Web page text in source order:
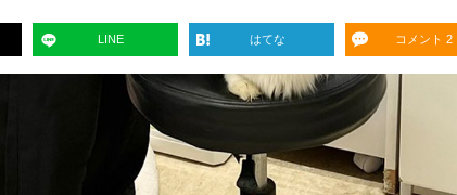
LINE はてな コメント 2